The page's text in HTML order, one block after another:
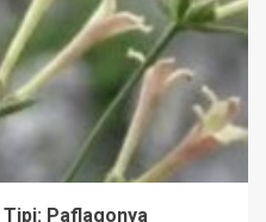
Tipi: Paflagonya